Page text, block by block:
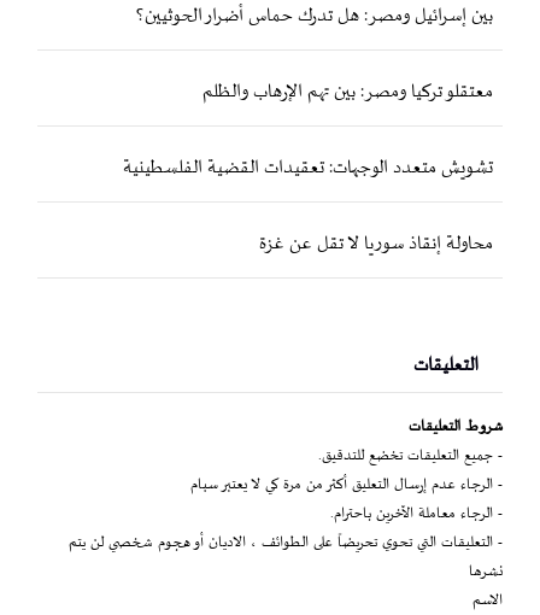
بين إسرائيل ومصر: هل تدرك حماس أضرار الحوثيين؟
معتقلو تركيا ومصر: بين تهم الإرهاب والظلم
تشويش متعدد الوجهات: تعقيدات القضية الفلسطينية
محاولة إنقاذ سوريا لا تقل عن غزة
التعليقات
شروط التعليقات
- جميع التعليقات تخضع للتدقيق.
- الرجاء عدم إرسال التعليق أكثر من مرة كي لا يعتبر سبام
- الرجاء معاملة الآخرين باحترام.
- التعليقات التي تحوي تحريضاً على الطوائف ، الاديان أو هجوم شخصي لن يتم
نشرها
الاسم